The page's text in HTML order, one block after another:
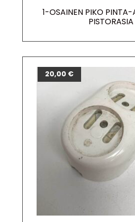
1-OSAINEN PIKO PINTA-
PISTORASIA
20,00 €